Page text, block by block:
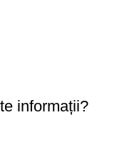
informații?